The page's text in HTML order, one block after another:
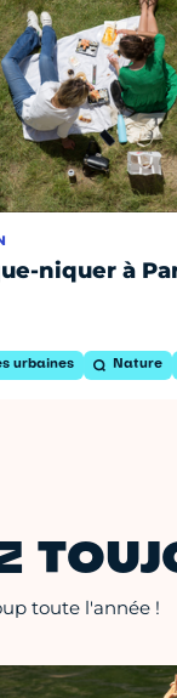
niquer à
urbaines Nature
toute l'année !